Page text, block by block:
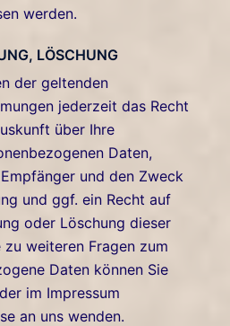
werden.
LÖSCHUNG
der geltenden
jederzeit das Recht
über Ihre
Daten,
und den Zweck
und ggf. ein Recht auf
oder Löschung dieser
weiteren Fragen zum
Daten können Sie
im Impressum
an uns wenden.